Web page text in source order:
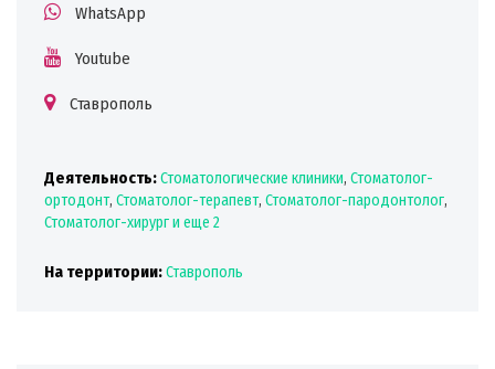
WhatsApp
Youtube
Ставрополь
Деятельность:Стоматологические клиники, Стоматолог-
ортодонт, Стоматолог-терапевт, Стоматолог-пародонтолог,
Стоматолог-хирурги еще 2
На территории:Ставрополь